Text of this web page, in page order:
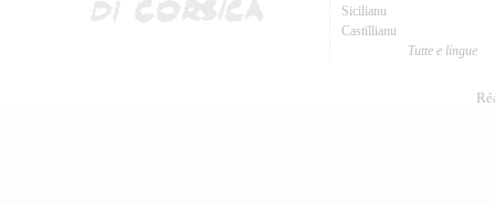
Sicilianu
Castillianu
Tutte e lingue